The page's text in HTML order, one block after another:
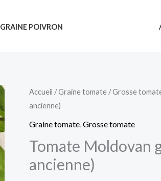
GRAINE POIVRON
Accueil /Graine tomate /Grosse
ancienne)
Graine tomate Grosse tomate
Tomate Moldovan
ancienne)